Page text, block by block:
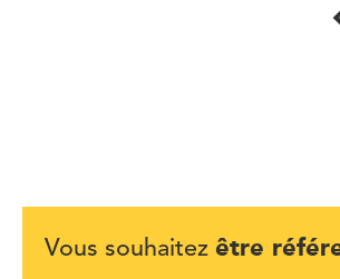
Vous souhaitez être